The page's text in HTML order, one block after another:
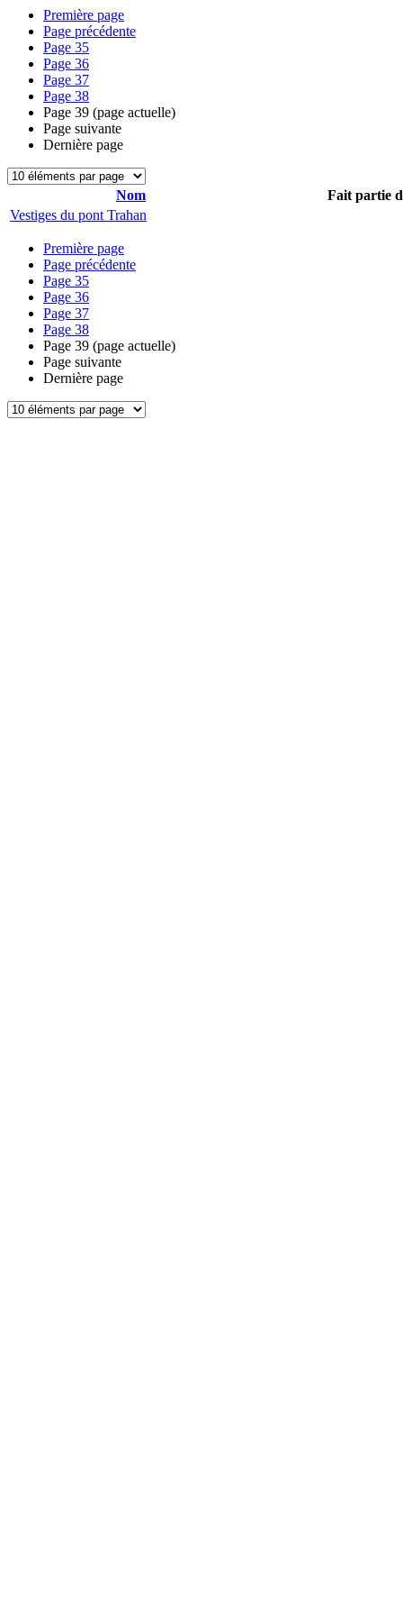
Première page
Page précédente
Page 35
Page 36
Page 37
Page 38
Page 39 (page actuelle)
Page suivante
Dernière page
Nom
Fait partie
Vestiges du pont Trahan
Première page
Page précédente
Page 35
Page 36
Page 37
Page 38
Page 39 (page actuelle)
Page suivante
Dernière page